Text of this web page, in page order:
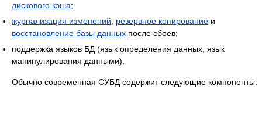
дискового кэша;
журнализация изменений
резервное копирование и
восстановление базы данных после сбоев;
поддержка языков БД (язык определения данных, язык
манипулирования данными).
Обычно современная СУБД содержит следующие компоненты: